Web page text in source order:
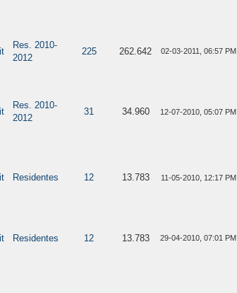
Res. 2010-
2012
225 262.642 02-03-2011, 06:57 PM
Res. 2010-
2012
31 34.960 12-07-2010, 05:07 PM
Residentes 12 13.783 11-05-2010, 12:17 PM
Residentes 12 13.783 29-04-2010, 07:01 PM